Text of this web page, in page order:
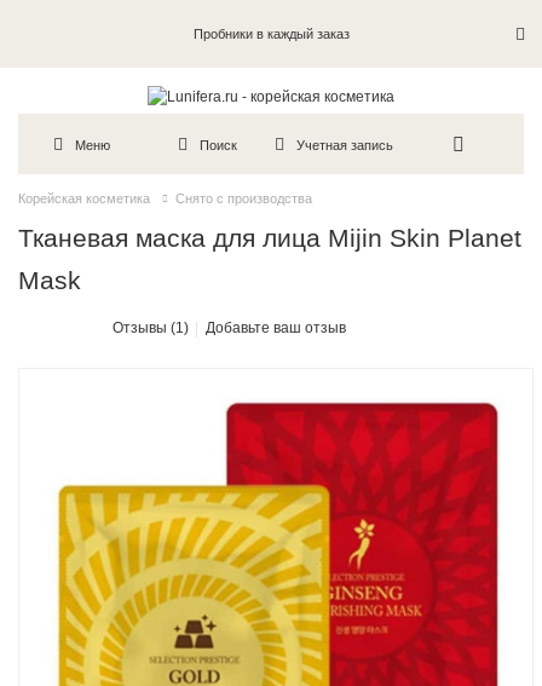
Пробники в каждый заказ
Меню Поиск Учетная запись
Корейская косметика Снято с производства
Тканевая маска для лица Mijin Skin Planet
Mask
Отзывы (1) Добавьте ваш отзыв